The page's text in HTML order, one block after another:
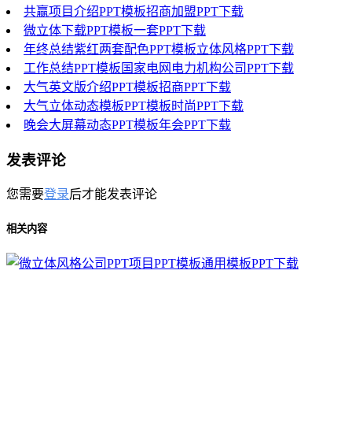
共赢项目介绍PPT模板招商加盟PPT下载
微立体下载PPT模板一套PPT下载
年终总结紫红两套配色PPT模板立体风格PPT下载
工作总结PPT模板国家电网电力机构公司PPT下载
大气英文版介绍PPT模板招商PPT下载
大气立体动态模板PPT模板时尚PPT下载
晚会大屏幕动态PPT模板年会PPT下载
发表评论
您需要登录后才能发表评论
相关内容